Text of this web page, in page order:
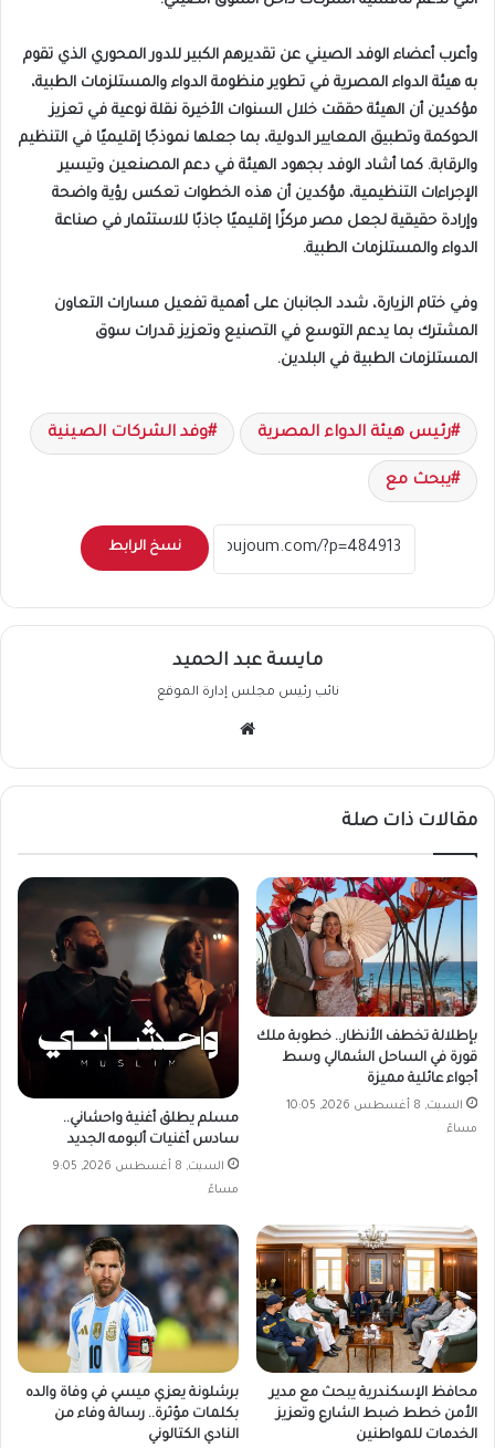
وأعرب أعضاء الوفد الصيني عن تقديرهم الكبير للدور المحوري الذي تقوم
به هيئة الدواء المصرية في تطوير منظومة الدواء والمستلزمات الطبية،
مؤكدين أن الهيئة حققت خلال السنوات الأخيرة نقلة نوعية في تعزيز
الحوكمة وتطبيق المعايير الدولية، بما جعلها نموذجًا إقليميًا في التنظيم
والرقابة. كما أشاد الوفد بجهود الهيئة في دعم المصنعين وتيسير
الإجراءات التنظيمية، مؤكدين أن هذه الخطوات تعكس رؤية واضحة
وإرادة حقيقية لجعل مصر مركزًا إقليميًا جاذبًا للاستثمار في صناعة
الدواء والمستلزمات الطبية.
وفي ختام الزيارة، شدد الجانبان على أهمية تفعيل مسارات التعاون
المشترك بما يدعم التوسع في التصنيع وتعزيز قدرات سوق
المستلزمات الطبية في البلدين.
رئيس هيئة الدواء المصرية وفد الشركات الصينية
يبحث مع
نسخ الرابط
مايسة عبد الحميد
نائب رئيس مجلس إدارة الموقع
مقالات ذات صلة
بإطلالة تخطف الأنظار.. خطوبة ملك
قورة في الساحل الشمالي وسط
أجواء عائلية مميزة
السبت, 8 أغسطس 2026, 10:05
مساءً
مسلم يطلق أغنية واحشاني..
سادس أغنيات ألبومه الجديد
السبت, 8 أغسطس 2026, 9:05
مساءً
محافظ الإسكندرية يبحث مع مدير
الأمن خطط ضبط الشارع وتعزيز
الخدمات للمواطنين
برشلونة يعزي ميسي في وفاة والده
بكلمات مؤثرة.. رسالة وفاء من
النادي الكتالوني